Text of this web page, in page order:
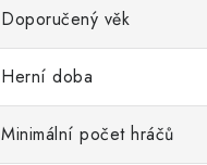
Doporučený věk
Herní doba
Minimální počet hráčů